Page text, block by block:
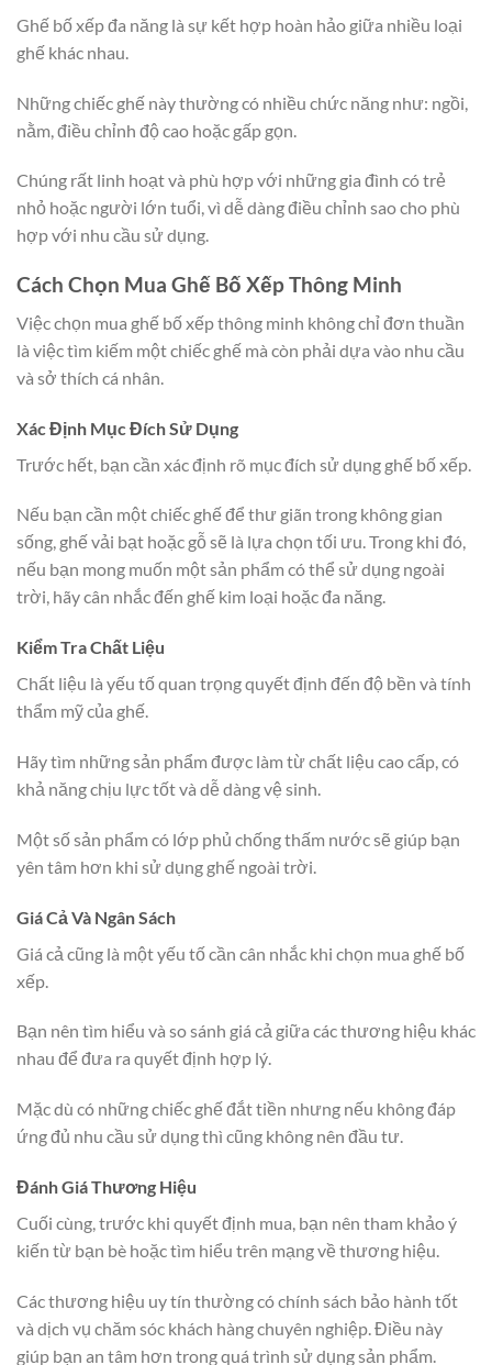
Ghế bố xếp đa năng là sự kết hợp hoàn hảo giữa nhiều loại
ghế khác nhau.
Những chiếc ghế này thường có nhiều chức năng như: ngồi,
nằm, điều chỉnh độ cao hoặc gấp gọn.
Chúng rất linh hoạt và phù hợp với những gia đình có trẻ
nhỏ hoặc người lớn tuổi, vì dễ dàng điều chỉnh sao cho phù
hợp với nhu cầu sử dụng.
Cách Chọn Mua Ghế Bố Xếp Thông Minh
Việc chọn mua ghế bố xếp thông minh không chỉ đơn thuần
là việc tìm kiếm một chiếc ghế mà còn phải dựa vào nhu cầu
và sở thích cá nhân.
Xác Định Mục Đích Sử Dụng
Trước hết, bạn cần xác định rõ mục đích sử dụng ghế bố xếp.
Nếu bạn cần một chiếc ghế để thư giãn trong không gian
sống, ghế vải bạt hoặc gỗ sẽ là lựa chọn tối ưu. Trong khi đó,
nếu bạn mong muốn một sản phẩm có thể sử dụng ngoài
trời, hãy cân nhắc đến ghế kim loại hoặc đa năng.
Kiểm Tra Chất Liệu
Chất liệu là yếu tố quan trọng quyết định đến độ bền và tính
thẩm mỹ của ghế.
Hãy tìm những sản phẩm được làm từ chất liệu cao cấp, có
khả năng chịu lực tốt và dễ dàng vệ sinh.
Một số sản phẩm có lớp phủ chống thấm nước sẽ giúp bạn
yên tâm hơn khi sử dụng ghế ngoài trời.
Giá Cả Và Ngân Sách
Giá cả cũng là một yếu tố cần cân nhắc khi chọn mua ghế bố
xếp.
Bạn nên tìm hiểu và so sánh giá cả giữa các thương hiệu khác
nhau để đưa ra quyết định hợp lý.
Mặc dù có những chiếc ghế đắt tiền nhưng nếu không đáp
ứng đủ nhu cầu sử dụng thì cũng không nên đầu tư.
Đánh Giá Thương Hiệu
Cuối cùng, trước khi quyết định mua, bạn nên tham khảo ý
kiến từ bạn bè hoặc tìm hiểu trên mạng về thương hiệu.
Các thương hiệu uy tín thường có chính sách bảo hành tốt
và dịch vụ chăm sóc khách hàng chuyên nghiệp. Điều này
giúp bạn an tâm hơn trong quá trình sử dụng sản phẩm.